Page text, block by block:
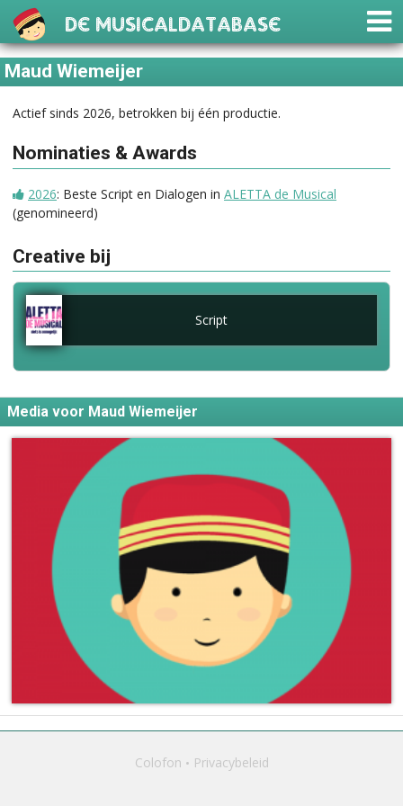
De Musicaldatabase
Maud Wiemeijer
Actief sinds 2026, betrokken bij één productie.
Nominaties & Awards
2026: Beste Script en Dialogen in ALETTA de Musical
(genomineerd)
Creative bij
Script
Media voor Maud Wiemeijer
Colofon Privacybeleid